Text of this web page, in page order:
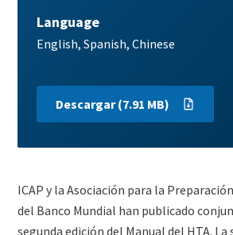
Language
Publication
English Spanish Chinese
Descargar (7.91 MB)
Content
ICAP y la Asociación para la
del Banco Mundial han publicado
segunda edición del Manual del HTA. La